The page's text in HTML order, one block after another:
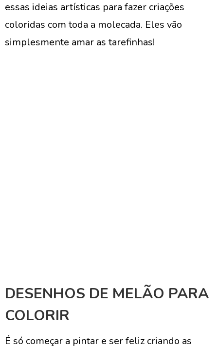
essas ideias artísticas para fazer criações
coloridas com toda a molecada. Eles vão
simplesmente amar as tarefinhas!
DESENHOS DE MELÃO PARA
COLORIR
É só começar a pintar e ser feliz criando as